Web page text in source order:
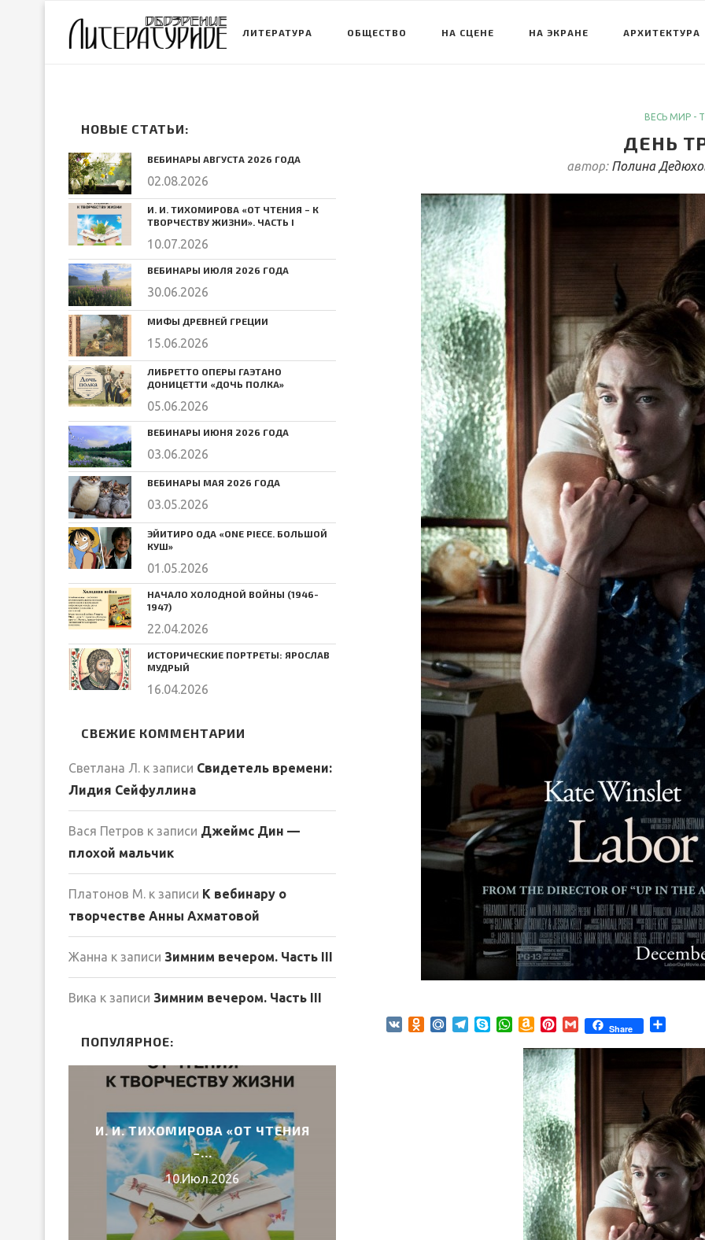
ЛИТЕРАТУРА ОБЩЕСТВО НА СЦЕНЕ НА ЭКРАНЕ АРХИТЕКТУРА
ВЕСЬ МИР -
ДЕНЬ
автор: Полина
VK Odnoklassniki
Mail.RuTelegram
SkypeWhatsApp
Amazon
List
Pinterest
GmailShare
НОВЫЕ СТАТЬИ:
ВЕБИНАРЫ АВГУСТА 2026 ГОДА
02.08.2026
И. И. ТИХОМИРОВА «ОТ ЧТЕНИЯ – К
ТВОРЧЕСТВУ ЖИЗНИ». ЧАСТЬ I
10.07.2026
ВЕБИНАРЫ ИЮЛЯ 2026 ГОДА
30.06.2026
МИФЫ ДРЕВНЕЙ ГРЕЦИИ
15.06.2026
ЛИБРЕТТО ОПЕРЫ ГАЭТАНО
ДОНИЦЕТТИ «ДОЧЬ ПОЛКА»
05.06.2026
ВЕБИНАРЫ ИЮНЯ 2026 ГОДА
03.06.2026
ВЕБИНАРЫ МАЯ 2026 ГОДА
03.05.2026
ЭЙИТИРО ОДА «ONE PIECE. БОЛЬШОЙ
КУШ»
01.05.2026
НАЧАЛО ХОЛОДНОЙ ВОЙНЫ (1946-
1947)
22.04.2026
ИСТОРИЧЕСКИЕ ПОРТРЕТЫ: ЯРОСЛАВ
МУДРЫЙ
16.04.2026
СВЕЖИЕ КОММЕНТАРИИ
Светлана Л. к записи Свидетель времени:
Лидия Сейфуллина
Вася Петров к записи Джеймс Дин —
плохой мальчик
Платонов М. к записи К вебинару о
творчестве Анны Ахматовой
Жанна к записи Зимним вечером. Часть III
Вика к записи Зимним вечером. Часть III
ПОПУЛЯРНОЕ:
И. И. ТИХОМИРОВА «ОТ ЧТЕНИЯ
–...
10.Июл.2026
ВЕБИНАРЫ ИЮЛЯ 2026 ГОДА МИФЫ